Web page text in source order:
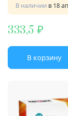
В наличии в 18
333,5
В корзину